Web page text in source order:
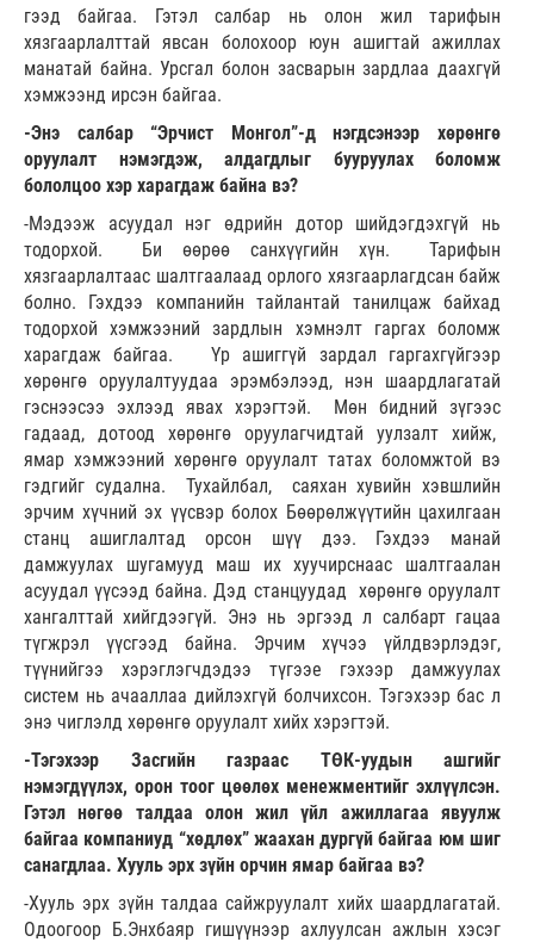
гээд байгаа. Гэтэл салбар нь олон жил тарифын
хязгаарлалттай явсан болохоор юун ашигтай ажиллах
манатай байна. Урсгал болон засварын зардлаа даахгүй
хэмжээнд ирсэн байгаа.
-Энэ салбар “Эрчист Монгол”-д нэгдсэнээр хөрөнгө
оруулалт нэмэгдэж, алдагдлыг бууруулах боломж
бололцоо хэр харагдаж байна вэ?
-Мэдээж асуудал нэг өдрийн дотор шийдэгдэхгүй нь
тодорхой. Би өөрөө санхүүгийн хүн. Тарифын
хязгаарлалтаас шалтгаалаад орлого хязгаарлагдсан байж
болно. Гэхдээ компанийн тайлантай танилцаж байхад
тодорхой хэмжээний зардлын хэмнэлт гаргах боломж
харагдаж байгаа. Үр ашиггүй зардал гаргахгүйгээр
хөрөнгө оруулалтуудаа эрэмбэлээд, нэн шаардлагатай
гэснээсээ эхлээд явах хэрэгтэй. Мөн бидний зүгээс
гадаад, дотоод хөрөнгө оруулагчидтай уулзалт хийж,
ямар хэмжээний хөрөнгө оруулалт татах боломжтой вэ
гэдгийг судална. Тухайлбал, саяхан хувийн хэвшлийн
эрчим хүчний эх үүсвэр болох Бөөрөлжүүтийн цахилгаан
станц ашиглалтад орсон шүү дээ. Гэхдээ манай
дамжуулах шугамууд маш их хуучирснаас шалтгаалан
асуудал үүсээд байна. Дэд станцуудад хөрөнгө оруулалт
хангалттай хийгдээгүй. Энэ нь эргээд л салбарт гацаа
түгжрэл үүсгээд байна. Эрчим хүчээ үйлдвэрлэдэг,
түүнийгээ хэрэглэгчдэдээ түгээе гэхээр дамжуулах
систем нь ачааллаа дийлэхгүй болчихсон. Тэгэхээр бас л
энэ чиглэлд хөрөнгө оруулалт хийх хэрэгтэй.
-Тэгэхээр Засгийн газраас ТӨК-уудын ашгийг
нэмэгдүүлэх, орон тоог цөөлөх менежментийг эхлүүлсэн.
Гэтэл нөгөө талдаа олон жил үйл ажиллагаа явуулж
байгаа компаниуд “хөдлөх” жаахан дургүй байгаа юм шиг
санагдлаа. Хууль эрх зүйн орчин ямар байгаа вэ?
-Хууль эрх зүйн талдаа сайжруулалт хийх шаардлагатай.
Одоогоор Б.Энхбаяр гишүүнээр ахлуулсан ажлын хэсэг